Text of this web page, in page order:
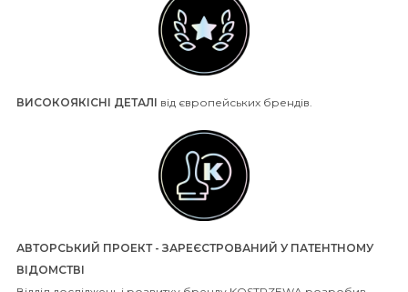
ВИСОКОЯКІСНІ ДЕТАЛІ від європейських брендів.
АВТОРСЬКИЙ ПРОЕКТ - ЗАРЕЄСТРОВАНИЙ У ПАТЕНТНОМУ
ВІДОМСТВІ